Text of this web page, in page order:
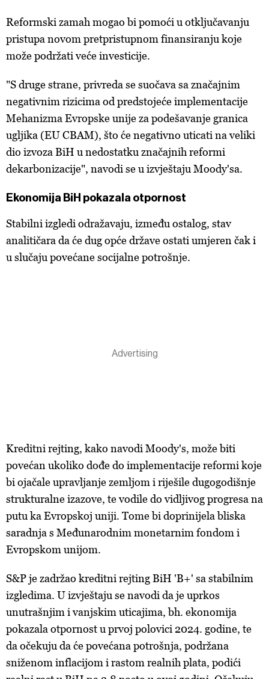
Reformski zamah mogao bi pomoći u otključavanju
pristupa novom pretpristupnom finansiranju koje
može podržati veće investicije.
"S druge strane, privreda se suočava sa značajnim
negativnim rizicima od predstojeće implementacije
Mehanizma Evropske unije za podešavanje granica
ugljika (EU CBAM), što će negativno uticati na veliki
dio izvoza BiH u nedostatku značajnih reformi
dekarbonizacije", navodi se u izvještaju Moody'sa.
Ekonomija BiH pokazala otpornost
Stabilni izgledi odražavaju, između ostalog, stav
analitičara da će dug opće države ostati umjeren čak i
u slučaju povećane socijalne potrošnje.
Kreditni rejting, kako navodi Moody's, može biti
povećan ukoliko dođe do implementacije reformi koje
bi ojačale upravljanje zemljom i riješile dugogodišnje
strukturalne izazove, te vodile do vidljivog progresa na
putu ka Evropskoj uniji. Tome bi doprinijela bliska
saradnja s Međunarodnim monetarnim fondom i
Evropskom unijom.
S&P je zadržao kreditni rejting BiH 'B+' sa stabilnim
izgledima. U izvještaju se navodi da je uprkos
unutrašnjim i vanjskim uticajima, bh. ekonomija
pokazala otpornost u prvoj polovici 2024. godine, te
da očekuju da će povećana potrošnja, podržana
sniženom inflacijom i rastom realnih plata, podići